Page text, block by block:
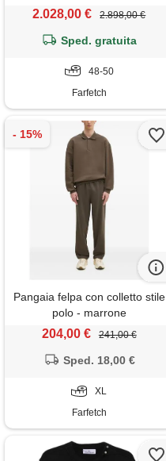
2.028,00 € 2.898,00 €
Sped. gratuita
48-50
Farfetch
Pangaia felpa con colletto stile
polo - marrone
204,00 € 241,00 €
Sped. 18,00 €
XL
Farfetch